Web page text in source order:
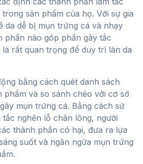
sản phẩm của họ. Với sự gia
da dễ bị mụn trứng cá và nhạy
phần nào góp phần gây tắc
rất quan trọng để duy trì làn da
bằng cách quét danh sách
phẩm và so sánh chéo với cơ sở
mụn trứng cá. Bằng cách sử
nghẽn lỗ chân lông, người
thành phần có hại, đưa ra lựa
suốt và ngăn ngừa mụn trứng